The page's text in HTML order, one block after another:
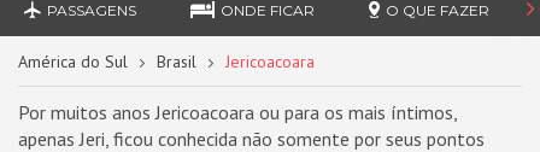
PASSAGENS ONDE FICAR O QUE FAZER
América do Sul Brasil Jericoacoara
Por muitos anos Jericoacoara ou para os mais íntimos,
apenas Jeri, ficou conhecida não somente por seus pontos